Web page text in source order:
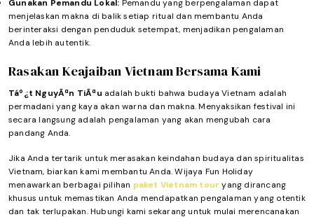
Gunakan Pemandu Lokal: Pemandu yang berpengalaman dapat
menjelaskan makna di balik setiap ritual dan membantu Anda
berinteraksi dengan penduduk setempat, menjadikan pengalaman
Anda lebih autentik.
Rasakan Keajaiban Vietnam Bersama Kami
Táº¿t NguyÃªn TiÃªu adalah bukti bahwa budaya Vietnam adalah
permadani yang kaya akan warna dan makna. Menyaksikan festival ini
secara langsung adalah pengalaman yang akan mengubah cara
pandang Anda.
Jika Anda tertarik untuk merasakan keindahan budaya dan spiritualitas
Vietnam, biarkan kami membantu Anda. Wijaya Fun Holiday
menawarkan berbagai pilihan paket Vietnam tour yang dirancang
khusus untuk memastikan Anda mendapatkan pengalaman yang otentik
dan tak terlupakan. Hubungi kami sekarang untuk mulai merencanakan